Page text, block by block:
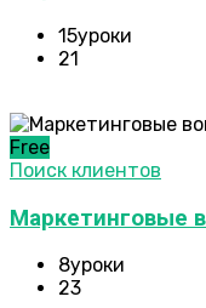
15уроки
21
Free
Поиск клиентов
Маркетинговые
8уроки
23